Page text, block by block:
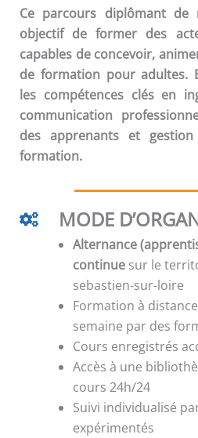
Ce parcours diplômant de
objectif de former des
capables de concevoir,
de formation pour adultes.
les compétences clés en
communication
des apprenants et
formation.
MODE
Alternance
continue sur le
sebastien-sur-loire
Formation à
semaine par des
Cours enregistrés
Accès à une
cours 24h/24
Suivi individualisé
expérimentés